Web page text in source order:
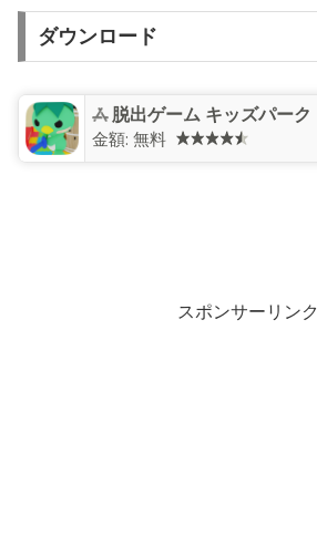
ダウンロード
脱出ゲーム キッズパーク
金額: 無料
スポンサーリンク